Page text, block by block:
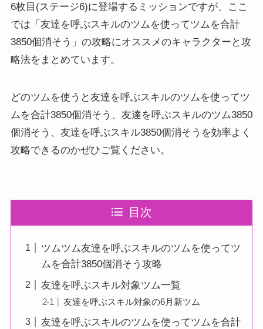
6枚目(ステージ6)に登場するミッションですが、ここ
では「友達を呼ぶスキルのツムを使ってツムを合計
3850個消そう」の攻略にオススメのキャラクターと攻
略法をまとめています。
どのツムを使うと友達を呼ぶスキルのツムを使ってツ
ムを合計3850個消そう、友達を呼ぶスキルのツム3850
個消そう、友達を呼ぶスキル3850個消そうを効率よく
攻略できるのかぜひご覧ください。
目次
ツムツム友達を呼ぶスキルのツムを使ってツ
ムを合計3850個消そう攻略
友達を呼ぶスキル対象ツム一覧
友達を呼ぶスキル対象の6月新ツム
友達を呼ぶスキルのツムを使ってツムを合計